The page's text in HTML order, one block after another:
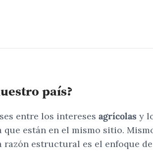
país?
entre los intereses agrícolas y
están en el mismo sitio.
estructural es el enfoque